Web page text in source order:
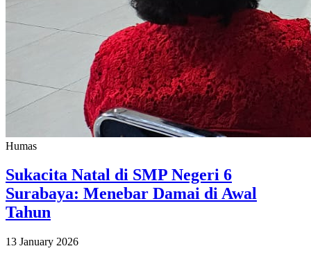
Humas
Sukacita Natal di SMP Negeri 6
Surabaya: Menebar Damai di Awal
Tahun
13 January 2026